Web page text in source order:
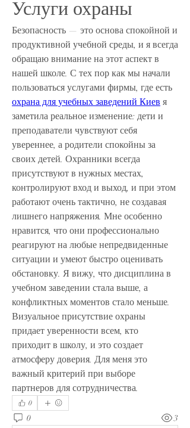
Услуги охраны
Безопасность — это основа спокойной и
продуктивной учебной среды, и я всегда
обращаю внимание на этот аспект в
нашей школе. С тех пор как мы начали
охрана для учебных заведений Киев я
заметила реальное изменение: дети и
преподаватели чувствуют себя
увереннее, а родители спокойны за
своих детей. Охранники всегда
присутствуют в нужных местах,
контролируют вход и выход, и при этом
работают очень тактично, не создавая
лишнего напряжения. Мне особенно
нравится, что они профессионально
реагируют на любые непредвиденные
ситуации и умеют быстро оценивать
обстановку. Я вижу, что дисциплина в
учебном заведении стала выше, а
конфликтных моментов стало меньше.
Визуальное присутствие охраны
придает уверенности всем, кто
приходит в школу, и это создает
атмосферу доверия. Для меня это
важный критерий при выборе
партнеров для сотрудничества.
0
0 3